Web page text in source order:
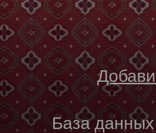
База